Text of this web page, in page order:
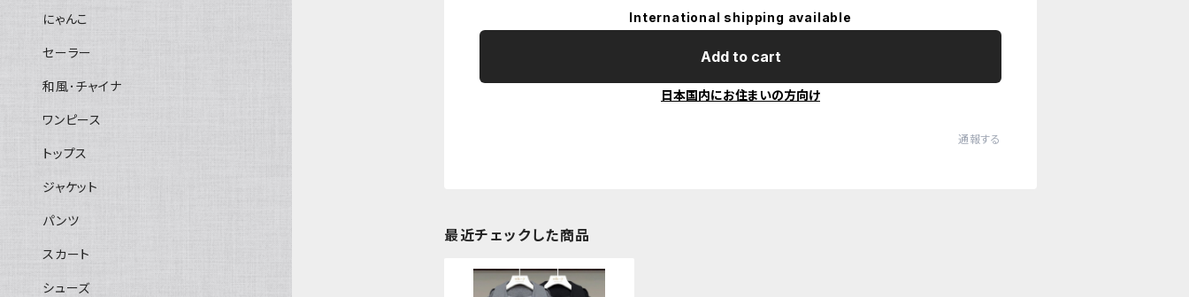
International shipping available
Add to cart
日本国内にお住まいの方向け
通報する
最近チェックした商品
にゃんこ
セーラー
和風･チャイナ
ワンピース
トップス
ジャケット
パンツ
スカート
シューズ